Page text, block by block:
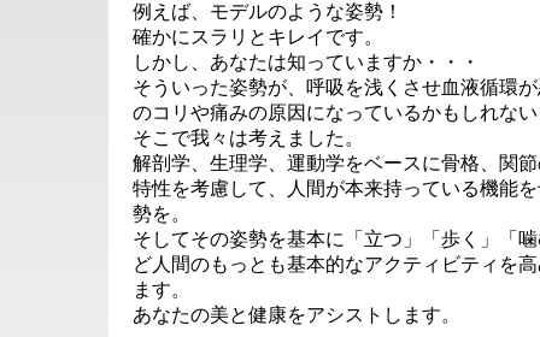
例えば、モデルのような姿勢！
確かにスラリとキレイです。
しかし、あなたは知っていますか・・・
そういった姿勢が、呼吸を浅くさせ血液循環
のコリや痛みの原因になっているかもしれな
そこで我々は考えました。
解剖学、生理学、運動学をベースに骨格、関
特性を考慮して、人間が本来持っている機能
勢を。
そしてその姿勢を基本に「立つ」「歩く」「
ど人間のもっとも基本的なアクティビティを
ます。
あなたの美と健康をアシストします。